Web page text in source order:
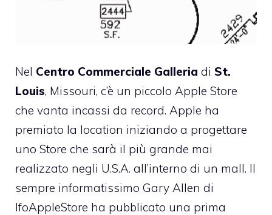
Nel Centro Commerciale Galleria di St.
Louis, Missouri, c’è un piccolo Apple Store
che vanta incassi da record. Apple ha
premiato la location iniziando a progettare
uno Store che sarà il più grande mai
realizzato negli U.S.A. all’interno di un mall. Il
sempre informatissimo Gary Allen di
IfoAppleStore ha pubblicato una prima